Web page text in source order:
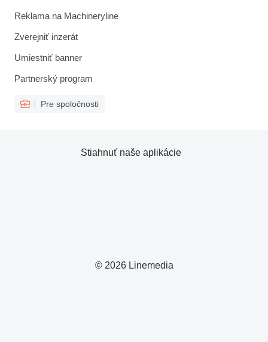
Reklama na Machineryline
Zverejniť inzerát
Umiestniť banner
Partnerský program
Pre spoločnosti
© 2026 Linemedia
Stiahnuť naše aplikácie